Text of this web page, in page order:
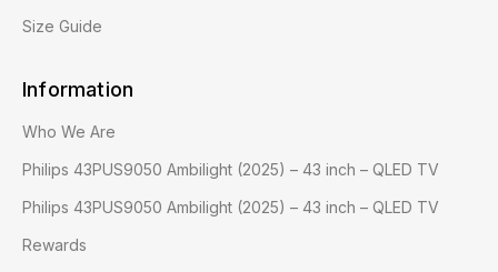
Size Guide
Information
Who We Are
Philips 43PUS9050 Ambilight (2025) – 43 inch – QLED TV
Philips 43PUS9050 Ambilight (2025) – 43 inch – QLED TV
Rewards